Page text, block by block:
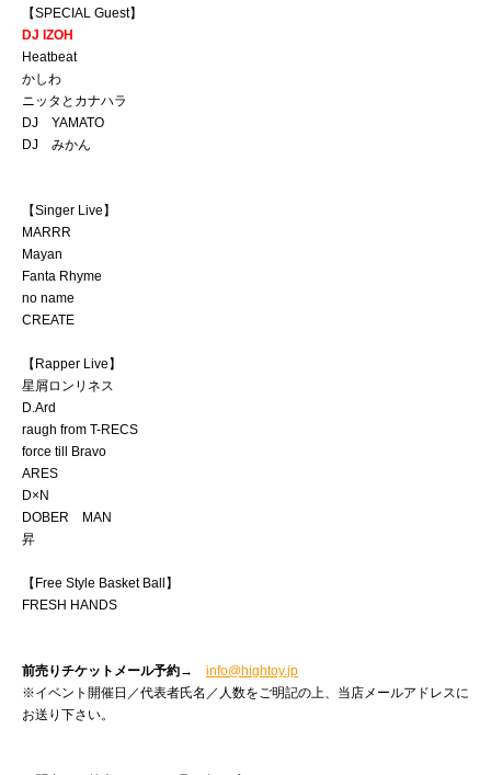
【SPECIAL Guest】
DJ IZOH
Heatbeat
かしわ
ニッタとカナハラ
DJ YAMATO
DJ みかん
【Singer Live】
MARRR
Mayan
Fanta Rhyme
no name
CREATE
【Rapper Live】
星屑ロンリネス
D.Ard
raugh from T-RECS
force till Bravo
ARES
D×N
DOBER MAN
昇
【Free Style Basket Ball】
FRESH HANDS
前売りチケットメール予約→ info@hightoy.jp
※イベント開催日／代表者氏名／人数をご明記の上、当店メールアドレスに
お送り下さい。